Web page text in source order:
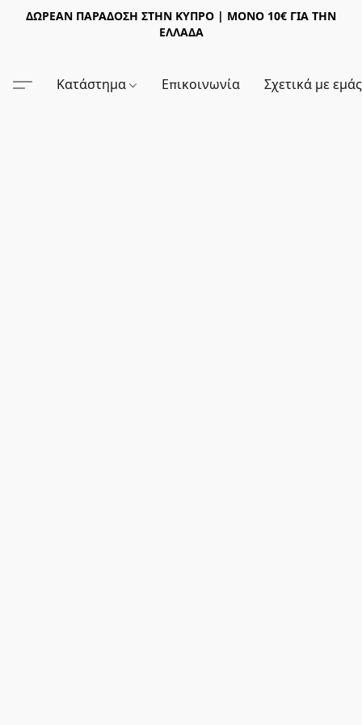
ΔΩΡΕΑΝ ΠΑΡΑΔΟΣΗ ΣΤΗΝ ΚΥΠΡΟ | ΜΟΝΟ 10€ ΓΙΑ ΤΗΝ
ΕΛΛΑΔΑ
Κατάστημα Επικοινωνία Σχετικά με εμάς